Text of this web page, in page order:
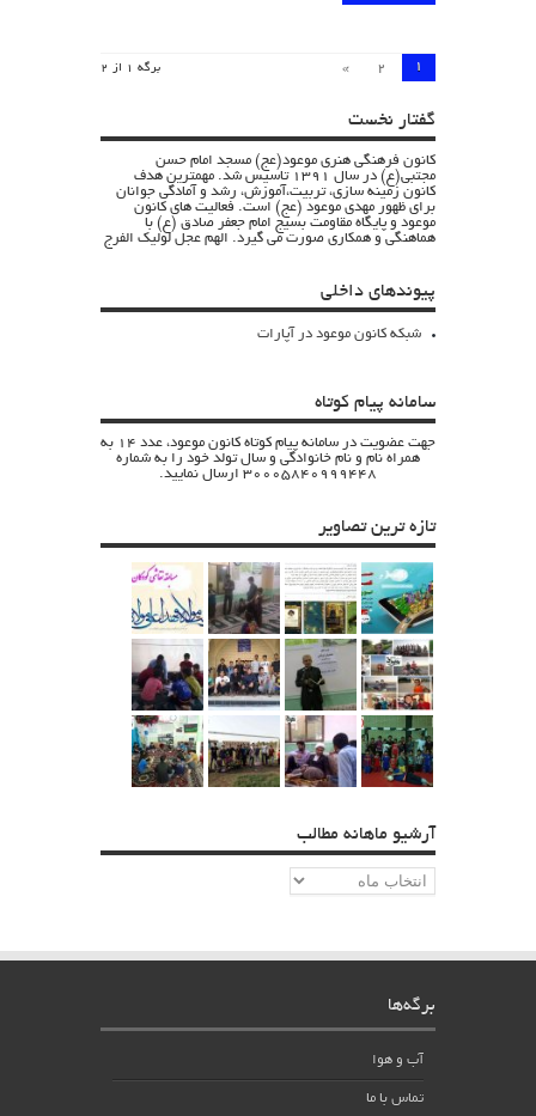
برگه 1 از 2 1
2
»
گفتار نخست
کانون فرهنگی هنری موعود(عج) مسجد امام حسن
مجتبی(ع) در سال 1391 تاسیس شد. مهمترین هدف
کانون زمینه سازی، تربیت،آموزش، رشد و آمادگی جوانان
برای ظهور مهدی موعود (عج) است. فعالیت های کانون
موعود و پایگاه مقاومت بسیج امام جعفر صادق (ع) با
هماهنگی و همکاری صورت می گیرد. الهم عجل لولیک الفرج
پیوندهای داخلی
شبکه کانون موعود در آپارات
سامانه پیام کوتاه
جهت عضویت در سامانه پیام کوتاه کانون موعود، عدد 14 به
همراه نام و نام خانوادگی و سال تولد خود را به شماره
30005840999448 ارسال نمایید.
تازه ترین تصاویر
آرشیو ماهانه مطالب
آرشیو
ماهانه
برگه‌ها
آب و هوا
تماس با ما